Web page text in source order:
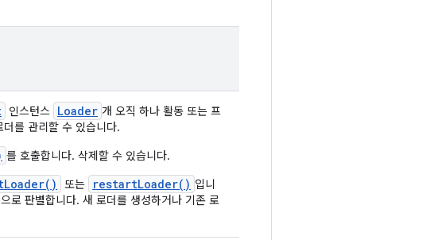
인스턴스 Loader 개 오직 하나 활동 또는 프
더를 관리할 수 있습니다.
를 호출합니다. 삭제할 수 있습니다.
또는 restartLoader() 입니
로 판별합니다. 새 로더를 생성하거나 기존 로